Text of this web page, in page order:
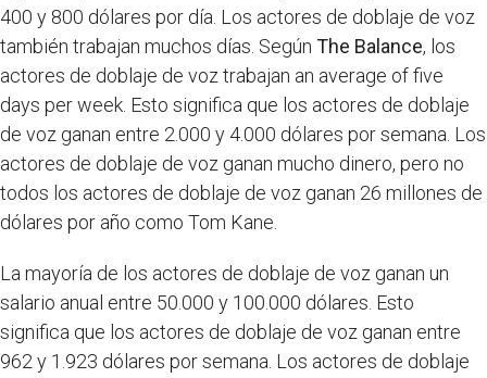
400 y 800 dólares por día. Los actores de doblaje de voz
también trabajan muchos días. Según The Balance, los
actores de doblaje de voz trabajan an average of five
days per week. Esto significa que los actores de doblaje
de voz ganan entre 2.000 y 4.000 dólares por semana. Los
actores de doblaje de voz ganan mucho dinero, pero no
todos los actores de doblaje de voz ganan 26 millones de
dólares por año como Tom Kane.
La mayoría de los actores de doblaje de voz ganan un
salario anual entre 50.000 y 100.000 dólares. Esto
significa que los actores de doblaje de voz ganan entre
962 y 1.923 dólares por semana. Los actores de doblaje